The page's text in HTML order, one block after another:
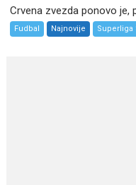
Crvena zvezda ponovo je,
Fudbal Najnovije Superliga